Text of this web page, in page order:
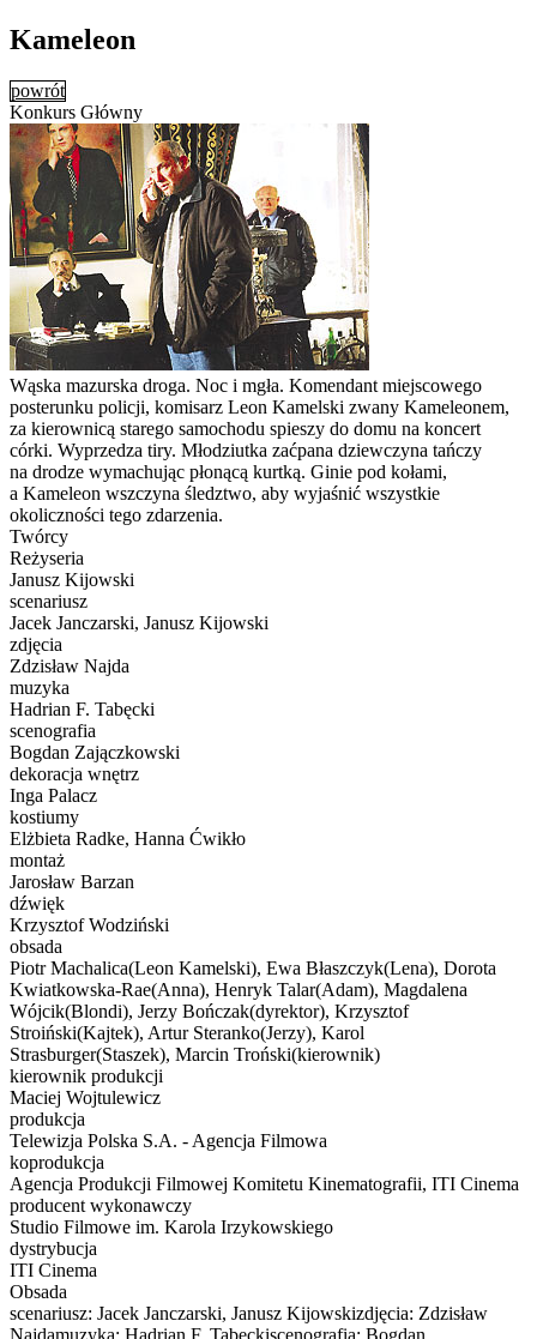
Kameleon
powrót
Konkurs Główny
Wąska mazurska droga. Noc i mgła. Komendant miejscowego
posterunku policji, komisarz Leon Kamelski zwany Kameleonem,
za kierownicą starego samochodu spieszy do domu na koncert
córki. Wyprzedza tiry. Młodziutka zaćpana dziewczyna tańczy
na drodze wymachując płonącą kurtką. Ginie pod kołami,
a Kameleon wszczyna śledztwo, aby wyjaśnić wszystkie
okoliczności tego zdarzenia.
Twórcy
Reżyseria
Janusz Kijowski
scenariusz
Jacek Janczarski, Janusz Kijowski
zdjęcia
Zdzisław Najda
muzyka
Hadrian F. Tabęcki
scenografia
Bogdan Zajączkowski
dekoracja wnętrz
Inga Palacz
kostiumy
Elżbieta Radke, Hanna Ćwikło
montaż
Jarosław Barzan
dźwięk
Krzysztof Wodziński
obsada
Piotr Machalica(Leon Kamelski), Ewa Błaszczyk(Lena), Dorota
Kwiatkowska-Rae(Anna), Henryk Talar(Adam), Magdalena
Wójcik(Blondi), Jerzy Bończak(dyrektor), Krzysztof
Stroiński(Kajtek), Artur Steranko(Jerzy), Karol
Strasburger(Staszek), Marcin Troński(kierownik)
kierownik produkcji
Maciej Wojtulewicz
produkcja
Telewizja Polska S.A. - Agencja Filmowa
koprodukcja
Agencja Produkcji Filmowej Komitetu Kinematografii, ITI Cinema
producent wykonawczy
Studio Filmowe im. Karola Irzykowskiego
dystrybucja
ITI Cinema
Obsada
scenariusz: Jacek Janczarski, Janusz Kijowskizdjęcia: Zdzisław
Najdamuzyka: Hadrian F. Tabęckiscenografia: Bogdan